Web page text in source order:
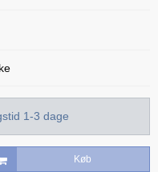
1-3 dage
Køb